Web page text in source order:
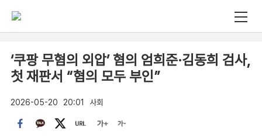
‘쿠팡 무혐의 외압’ 혐의 엄희준·김동희 검사,
첫 재판서 “혐의 모두 부인”
2026-05-20 20:01 사회